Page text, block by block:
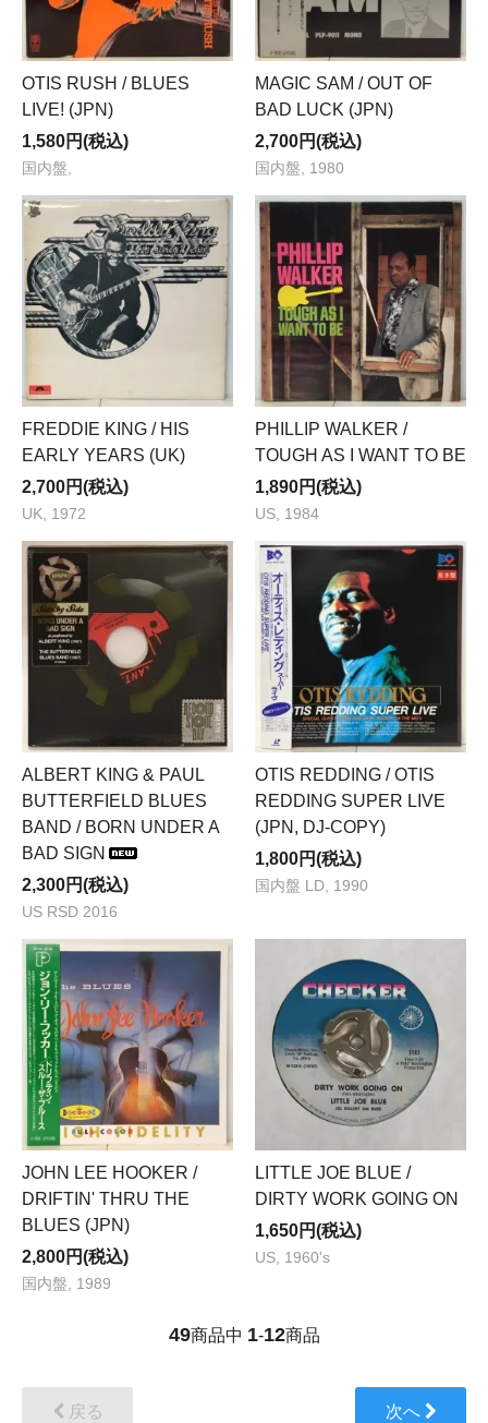
OTIS RUSH / BLUES
LIVE! (JPN)
1,580円(税込)
国内盤,
MAGIC SAM / OUT OF
BAD LUCK (JPN)
2,700円(税込)
国内盤, 1980
FREDDIE KING / HIS
EARLY YEARS (UK)
2,700円(税込)
UK, 1972
PHILLIP WALKER /
TOUGH AS I WANT TO BE
1,890円(税込)
US, 1984
ALBERT KING & PAUL
BUTTERFIELD BLUES
BAND / BORN UNDER A
BAD SIGN
2,300円(税込)
US RSD 2016
OTIS REDDING / OTIS
REDDING SUPER LIVE
(JPN, DJ-COPY)
1,800円(税込)
国内盤 LD, 1990
JOHN LEE HOOKER /
DRIFTIN' THRU THE
BLUES (JPN)
2,800円(税込)
国内盤, 1989
LITTLE JOE BLUE /
DIRTY WORK GOING ON
1,650円(税込)
US, 1960's
49商品中 1-12商品
戻る 次へ